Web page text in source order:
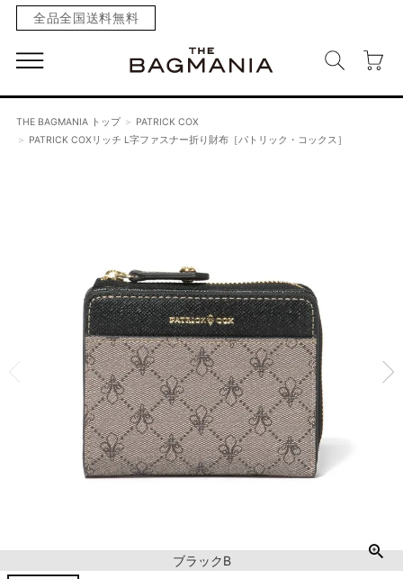
全品全国送料無料
THE BAGMANIA トップ
PATRICK COX
PATRICK COXリッチ L字ファスナー折り財布［パトリック・コックス］
ブラックB